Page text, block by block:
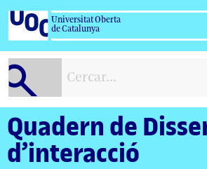
Salta
contingut
Universitat Oberta
de Catalunya
Quadern de
d’interacció